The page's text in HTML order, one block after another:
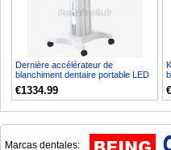
Dernière accélérateur de
blanchiment dentaire portable LED
lumière à température...
€1334.99
Marcas dentales: